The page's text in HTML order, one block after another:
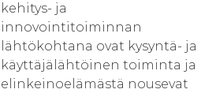
kehitys- ja
innovointitoiminnan
lähtökohtana ovat kysyntä- ja
käyttäjälähtöinen toiminta ja
elinkeinoelämästä nousevat